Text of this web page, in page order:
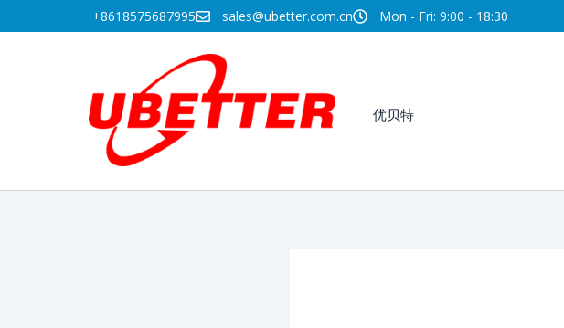
至
+8618575687995 sales@ubetter.com.cn Mon - Fri: 9:00 - 18:30
优贝特